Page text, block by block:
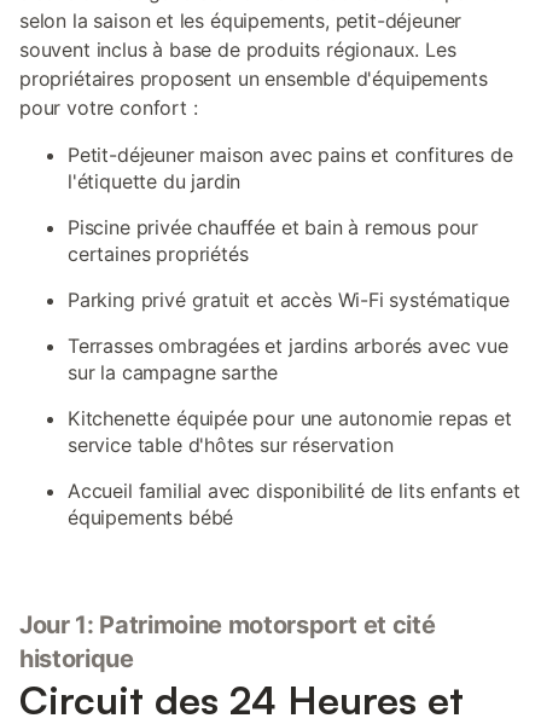
selon la saison et les équipements, petit-déjeuner
souvent inclus à base de produits régionaux. Les
propriétaires proposent un ensemble d'équipements
pour votre confort :
Petit-déjeuner maison avec pains et confitures de
l'étiquette du jardin
Piscine privée chauffée et bain à remous pour
certaines propriétés
Parking privé gratuit et accès Wi-Fi systématique
Terrasses ombragées et jardins arborés avec vue
sur la campagne sarthe
Kitchenette équipée pour une autonomie repas et
service table d'hôtes sur réservation
Accueil familial avec disponibilité de lits enfants et
équipements bébé
Jour 1: Patrimoine motorsport et cité
historique
Circuit des 24 Heures et